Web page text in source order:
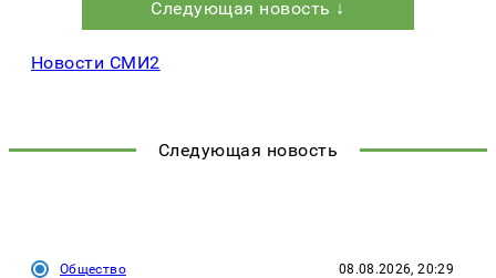
Следующая новость ↓
Новости СМИ2
Следующая новость
Общество 08.08.2026, 20:29